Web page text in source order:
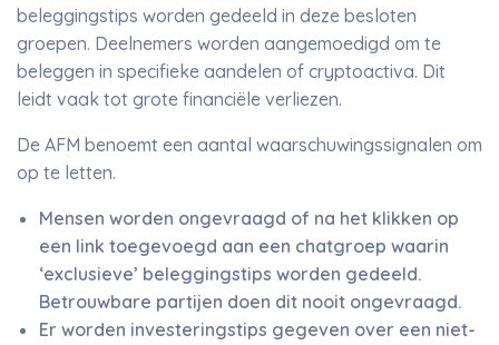
beleggingstips worden gedeeld in deze besloten
groepen. Deelnemers worden aangemoedigd om te
beleggen in specifieke aandelen of cryptoactiva. Dit
leidt vaak tot grote financiële verliezen.
De AFM benoemt een aantal waarschuwingssignalen om
op te letten.
Mensen worden ongevraagd of na het klikken op
een link toegevoegd aan een chatgroep waarin
‘exclusieve’ beleggingstips worden gedeeld.
Betrouwbare partijen doen dit nooit ongevraagd.
Er worden investeringstips gegeven over een niet-